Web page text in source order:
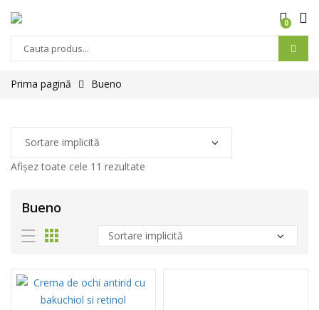
0
Products
Prima pagină
Bueno
Afișez toate cele 11 rezultate
Bueno